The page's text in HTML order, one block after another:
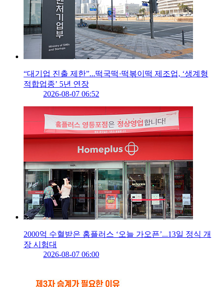
“대기업 진출 제한”...떡국떡·떡볶이떡 제조업, ‘생계형
적합업종’ 5년 연장
2026-08-07 06:52
2000억 수혈받은 홈플러스 ‘오늘 가오픈’...13일 정식 개
장 시험대
2026-08-07 06:00